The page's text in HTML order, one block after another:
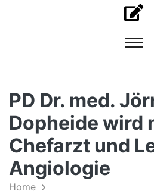
PD Dr. med.
Dopheide wird
Chefarzt und
Angiologie
Home